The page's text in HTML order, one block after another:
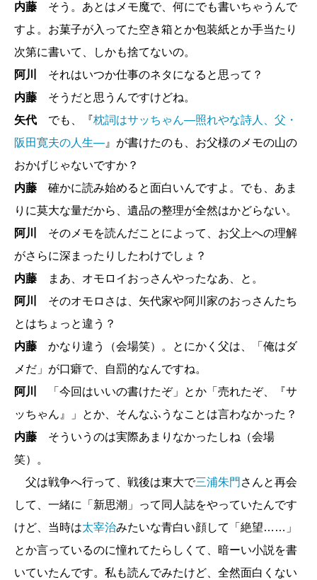
内藤 そう。あとはメモ魔で、何にでも書いちゃうんで
すよ。お菓子が入ってた空き箱とか包装紙とか手当たり
次第に書いて、しかも捨てないの。
阿川
それはいつか仕事のネタになると思って？
内藤 そうだと思うんですけどね。
矢代 でも、『枕詞はサッちゃん―照れやな詩人、父・
阪田寛夫の人生― 』が書けたのも、お父様のメモの山の
おかげじゃないですか？
内藤 確かに読み始めると面白いんですよ。でも、あま
りに莫大な量だから、遺品の整理が全然はかどらない。
阿川
そのメモを読んだことによって、お父上への理解
がさらに深まったりしたわけでしょ？
内藤 まあ、オモロイおっさんやったなあ、と。
阿川
そのオモロさは、矢代家や阿川家のおっさんたち
とはちょっと違う？
内藤 かなり違う（会場笑）。とにかく父は、「俺はダ
メだ」が口癖で、自罰的なんですね。
阿川
「今回はいいの書けたぞ」とか「売れたぞ、『サ
ッちゃん』」とか、そんなふうなことは言わなかった？
内藤 そういうのは実際あまりなかったしね（会場
笑）。
父は戦争へ行って、戦後は東大で三浦朱門 さんと再会
して、一緒に「新思潮」って同人誌をやっていたんです
けど、当時は太宰治みたいな青白い顔して「絶望……」
とか言っているのに憧れてたらしくて、暗ーい小説を書
いていたんです。私も読んでみたけど、全然面白くない